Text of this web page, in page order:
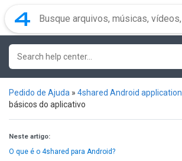
Pedido de Ajuda » 4shared Android application
básicos do aplicativo
Neste artigo:
O que é o 4shared para Android?